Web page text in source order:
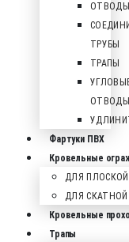
ОТВОДЫ
ТРУБЫ
ТРАПЫ
ОТВОДЫ
Фартуки ПВХ
Кровельные
ДЛЯ
ДЛЯ
Кровельные
Трапы